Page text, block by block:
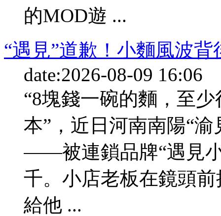
的MOD遊 ...
“遇見”道歉！小麵風波
date:2026-08-09 16:06
“8塊錢一碗的麵，至
本”，近日河南南陽“
——被連鎖品牌“遇見
千。小店老板在鏡頭
給他 ...